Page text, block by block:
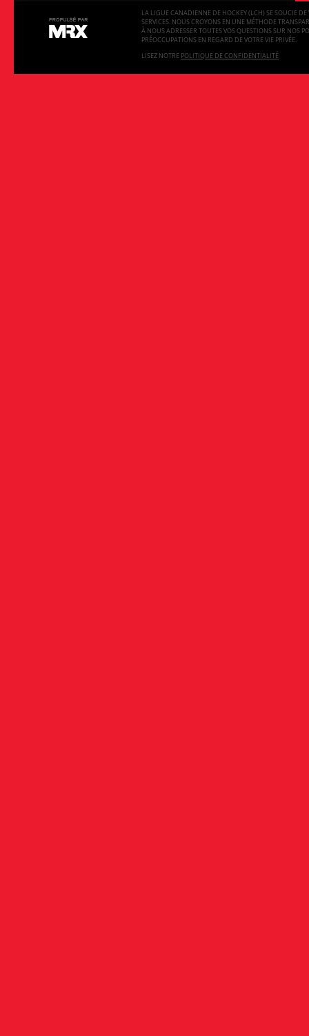
LA LIGUE CANADIENNE DE HOCKEY (LCH) SE SOUCIE DE
SERVICES. NOUS CROYONS EN UNE MÉTHODE
À NOUS ADRESSER TOUTES VOS QUESTIONS SUR NOS
PRÉOCCUPATIONS EN REGARD DE VOTRE VIE PRIVÉE.
LISEZ NOTRE POLITIQUE DE CONFIDENTIALITÉ